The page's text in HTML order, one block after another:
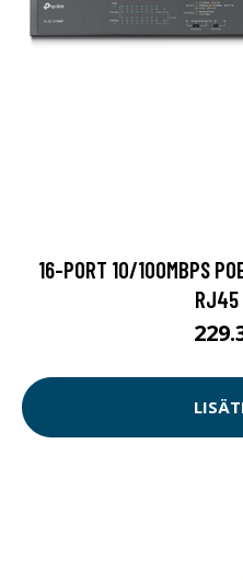
16-PORT 10/100MBPS
RJ45